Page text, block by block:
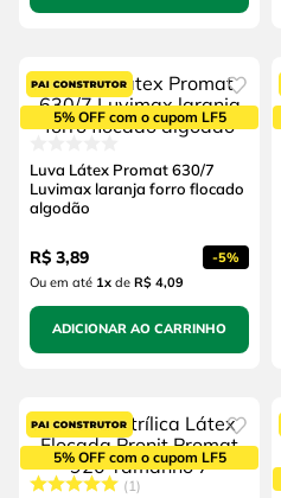
5% OFF com o cupom LF5
Luva Látex Promat 630/7
Luvimax laranja forro flocado
algodão
R$ 3,89 -5%
Ou em até 1xde R$ 4,09
ADICIONAR AO CARRINHO
5% OFF com o cupom LF5
1